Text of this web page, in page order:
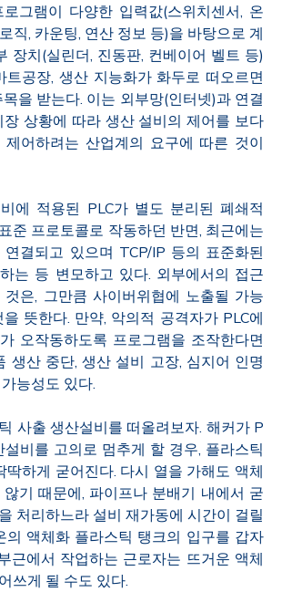
그램이 다양한 입력값(스위치센서, 온
직, 카운팅, 연산 정보 등)을 바탕으로 계
장치(실린더, 진동판, 컨베이어 벨트 등)
트공장, 생산 지능화가 화두로 떠오르면
을 받는다. 이는 외부망(인터넷)과 연결
장 상황에 따라 생산 설비의 제어를 보다
제어하려는 산업계의 요구에 따른 것이
에 적용된 PLC가 별도 분리된 폐쇄적
준 프로토콜로 작동하던 반면, 최근에는
결되고 있으며 TCP/IP 등의 표준화된
는 등 변모하고 있다. 외부에서의 접근
은, 그만큼 사이버위협에 노출될 가능
뜻한다. 만약, 악의적 공격자가 PLC에
오작동하도록 프로그램을 조작한다면
생산 중단, 생산 설비 고장, 심지어 인명
능성도 있다.​
사출 생산설비를 떠올려보자. 해커가 P
설비를 고의로 멈추게 할 경우, 플라스틱
딱하게 굳어진다. 다시 열을 가해도 액체
기 때문에, 파이프나 분배기 내에서 굳
처리하느라 설비 재가동에 시간이 걸릴
의 액체화 플라스틱 탱크의 입구를 갑자
근에서 작업하는 근로자는 뜨거운 액체
쓰게 될 수도 있다.